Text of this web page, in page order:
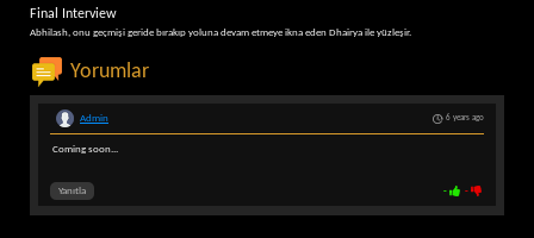
Final Interview
Abhilash, onu geçmişi geride bırakıp yoluna devam etmeye ikna eden Dhairya ile yüzleşir.
Yorumlar
6 years ago
Admin
Coming soon...
- -
Yanıtla